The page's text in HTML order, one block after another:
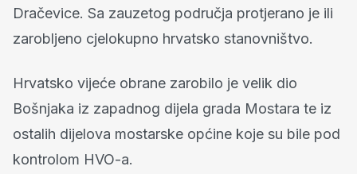
Dračevice. Sa zauzetog područja protjerano je ili
zarobljeno cjelokupno hrvatsko stanovništvo.
Hrvatsko vijeće obrane zarobilo je velik dio
Bošnjaka iz zapadnog dijela grada Mostara te iz
ostalih dijelova mostarske općine koje su bile pod
kontrolom HVO-a.